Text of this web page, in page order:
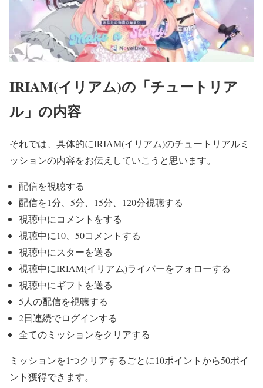
IRIAM(イリアム)の「チュートリア
ル」の内容
それでは、具体的にIRIAM(イリアム)のチュートリアルミ
ッションの内容をお伝えしていこうと思います。
配信を視聴する
配信を1分、5分、15分、120分視聴する
視聴中にコメントをする
視聴中に10、50コメントする
視聴中にスターを送る
視聴中にIRIAM(イリアム)ライバーをフォローする
視聴中にギフトを送る
5人の配信を視聴する
2日連続でログインする
全てのミッションをクリアする
ミッションを1つクリアするごとに10ポイントから50ポイ
ント獲得できます。